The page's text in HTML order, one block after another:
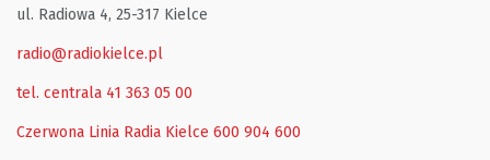
ul. Radiowa 4, 25-317 Kielce
radio@radiokielce.pl
tel. centrala 41 363 05 00
Czerwona Linia Radia Kielce 600 904 600